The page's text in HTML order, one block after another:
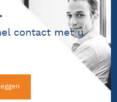
contact met u